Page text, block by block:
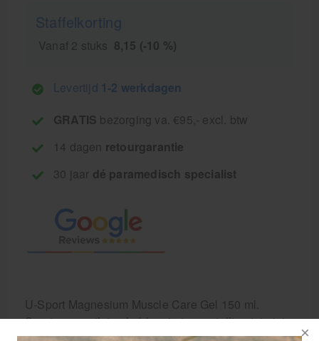
Staffelkorting
Vanaf 2 stuks 8,15 (-10 %)
Levertijd 1-2 werkdagen
GRATIS bezorging va. €95,- excl. btw
14 dagen retourgarantie
30 jaar dé paramedisch specialist
U-Sport Magnesium Muscle Care Gel 150 ml.
Sporters en atleten hebben in tegenstelling tot niet-